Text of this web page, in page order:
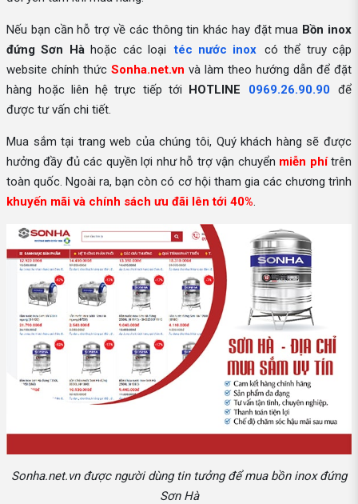
Nếu bạn cần hỗ trợ về các thông tin khác hay đặt mua Bồn inox
đứng Sơn Hàhoặc các loại téc nước inox có thể truy cập
website chính thức Sonha.net.vn và làm theo hướng dẫn để đặt
hàng hoặc liên hệ trực tiếp tới HOTLINE 0969.26.90.90 để
được tư vấn chi tiết.
Mua sắm tại trang web của chúng tôi, Quý khách hàng sẽ được
hưởng đầy đủ các quyền lợi như hỗ trợ vận chuyển miễn phítrên
toàn quốc. Ngoài ra, bạn còn có cơ hội tham gia các chương trình
khuyến mãi và chính sách ưu đãi lên tới 40%.
Sonha.net.vn được người dùng tin tưởng để mua bồn inox đứng
Sơn Hà